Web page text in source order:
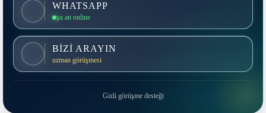
WHATSAPP
şu an online
BİZİ ARAYIN
uzman görüşmesi
Gizli görüşme desteği